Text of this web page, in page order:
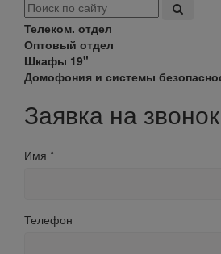
Телеком. отдел
Оптовый отдел
Шкафы 19"
Домофония и системы
Заявка на звонок
Имя *
Телефон